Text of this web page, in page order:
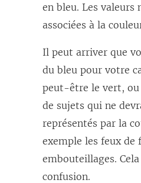
en bleu. Les valeurs
associées à la
Il peut arriver que
du bleu pour votre
peut-être le vert,
de sujets qui ne
représentés par la
exemple les feux de
embouteillages.
confusion.